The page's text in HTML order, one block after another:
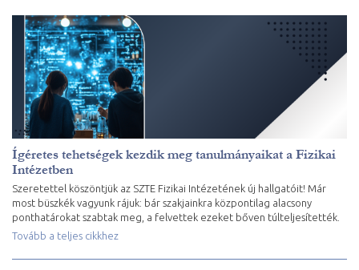
Ígéretes tehetségek kezdik meg tanulmányaikat a Fizikai
Intézetben
Szeretettel köszöntjük az SZTE Fizikai Intézetének új hallgatóit! Már
most büszkék vagyunk rájuk: bár szakjainkra központilag alacsony
ponthatárokat szabtak meg, a felvettek ezeket bőven túlteljesítették.
Tovább a teljes cikkhez